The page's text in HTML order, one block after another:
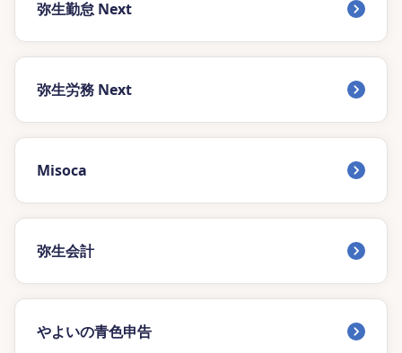
弥生勤怠 Next
弥生労務 Next
Misoca
弥生会計
やよいの青色申告